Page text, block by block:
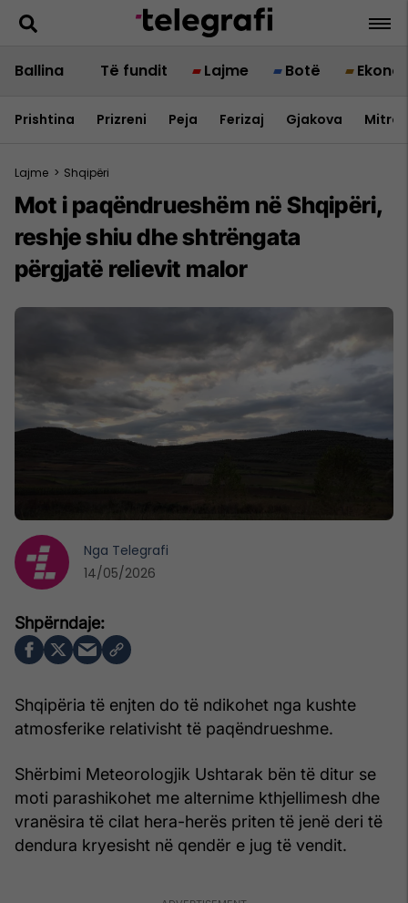
Ballina Të fundit Lajme Botë
Prishtina Prizreni Peja Ferizaj Gjakova
Lajme > Shqipëri
Mot i paqëndrueshëm në Shqipëri,
reshje shiu dhe shtrëngata
përgjatë relievit malor
Shqipëria të enjten do të ndikohet nga kushte
atmosferike relativisht të paqëndrueshme.
Shërbimi Meteorologjik Ushtarak bën të ditur se
moti parashikohet me alternime kthjellimesh dhe
vranësira të cilat hera-herës priten të jenë deri të
dendura kryesisht në qendër e jug të vendit.
Nga Telegrafi
14/05/2026